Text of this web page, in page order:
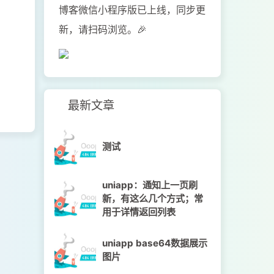
博客微信小程序版已上线，同步更
新，请扫码浏览。🎉
最新文章
测试
uniapp：通知上一页刷
新，有这么几个方式；常
用于详情返回列表
uniapp base64数据展示
图片